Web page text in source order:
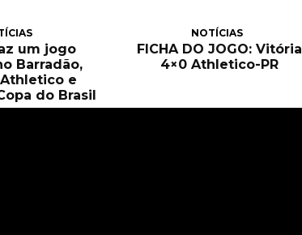
um jogo
Barradão,
e
do Brasil
NOTÍCIAS
FICHA DO JOGO: Vitória
4×0 Athletico-PR